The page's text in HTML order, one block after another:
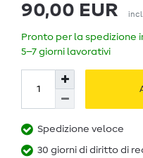
90,00 EUR
Pronto per la spedizione
5–7 giorni lavorativi
Spedizione veloce
30 giorni di diritto di